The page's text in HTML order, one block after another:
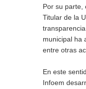
Por su parte,
Titular de la
municipal ha
entre otras
En este
Infoem